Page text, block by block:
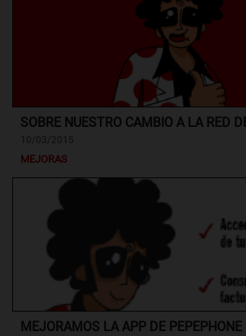
SOBRE NUESTRO CAMBIO A LA RED
MEJORAS
MEJORAMOS LA APP DE